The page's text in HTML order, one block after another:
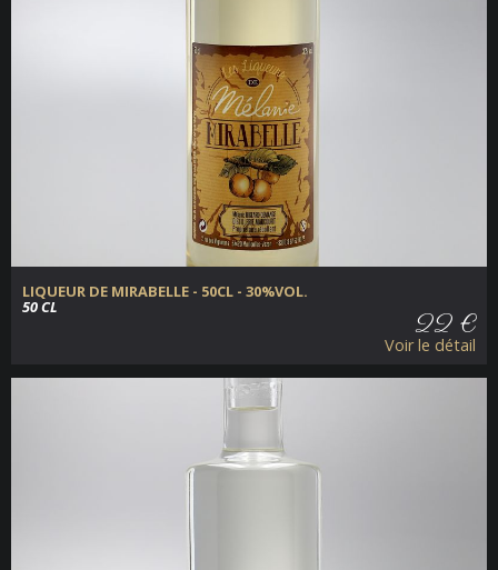
LIQUEUR DE MIRABELLE - 50CL - 30%VOL.
50 CL
22 €
Voir le détail